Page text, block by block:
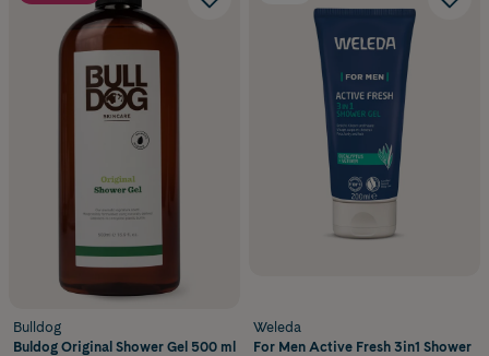
Bulldog
Buldog Original Shower Gel 500 ml
Weleda
For Men Active Fresh 3in1 Shower